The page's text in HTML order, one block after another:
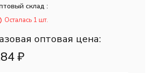
склад :
Осталась 1 шт.
оптовая цена:
₽